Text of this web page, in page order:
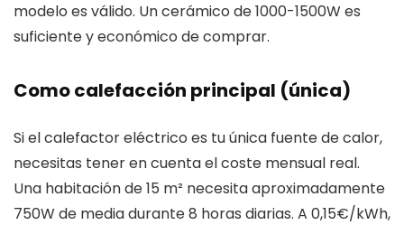
modelo es válido. Un cerámico de 1000-1500W es
suficiente y económico de comprar.
Como calefacción principal (única)
Si el calefactor eléctrico es tu única fuente de calor,
necesitas tener en cuenta el coste mensual real.
Una habitación de 15 m² necesita aproximadamente
750W de media durante 8 horas diarias. A 0,15€/kWh,